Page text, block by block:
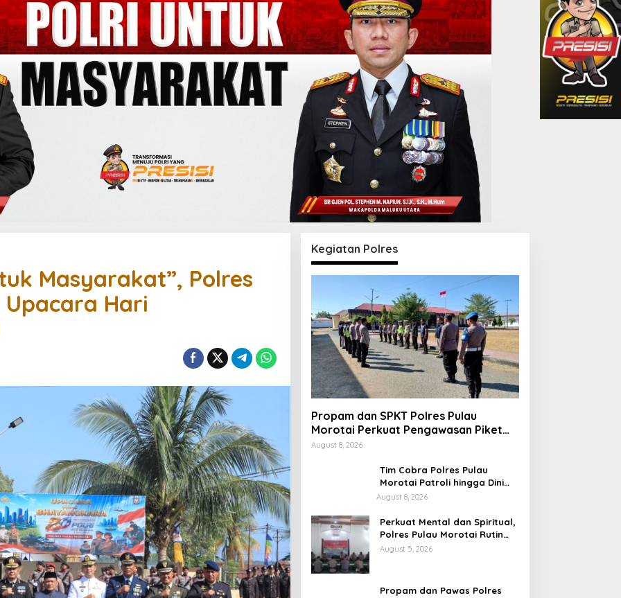
Masyarakat”, Polres
Upacara Hari
Kegiatan Polres
Propam dan SPKT Polres Pulau
Morotai Perkuat Pengawasan Piket
dan Pelayanan Masyarakat Selama
August 8, 2026
Tim Cobra Polres Pulau
Morotai Patroli hingga Dini
Hari, Cegah Miras dan
August 8, 2026
Perkuat Mental dan Spiritual,
Polres Pulau Morotai Rutin
Gelar Binrohtal untuk Bentuk
August 5, 2026
Propam dan Pawas Polres